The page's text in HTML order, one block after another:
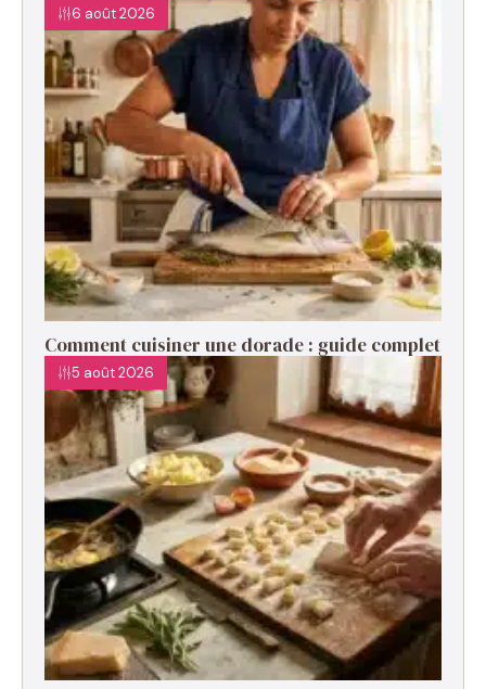
6 août 2026
Comment cuisiner une dorade : guide complet
5 août 2026